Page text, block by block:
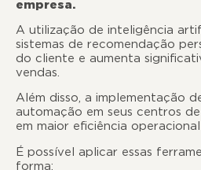
A utilização de inteligência
sistemas de recomendação
do cliente e aumenta
Além disso, a implementação
automação em seus centros
em maior eficiência
É possível aplicar essas
forma: